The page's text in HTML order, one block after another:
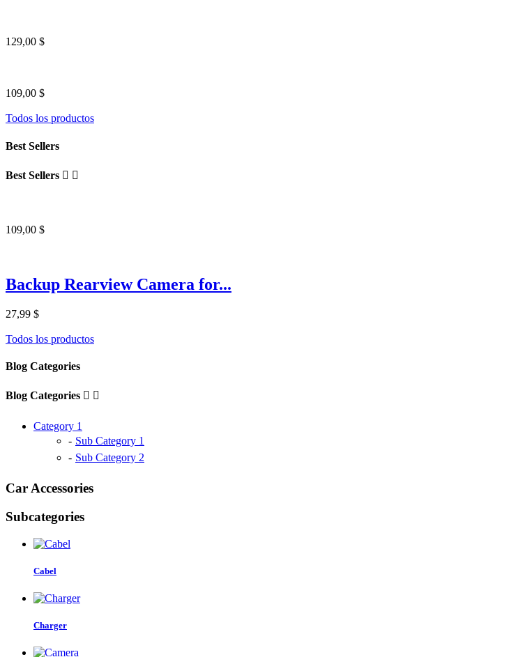
129,00 $
109,00 $
Todos los productos
Best Sellers
Best Sellers  
109,00 $
Backup Rearview Camera for...
27,99 $
Todos los productos
Blog Categories
Blog Categories  
Category 1
Sub Category 1
Sub Category 2
Car Accessories
Subcategories
Cabel
Charger